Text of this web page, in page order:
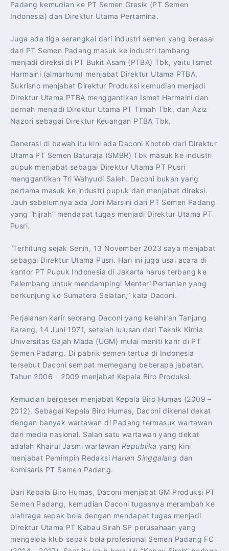
Padang kemudian ke PT Semen Gresik (PT Semen
Indonesia) dan Direktur Utama Pertamina.
Juga ada tiga serangkai dari industri semen yang berasal
dari PT Semen Padang masuk ke industri tambang
menjadi direksi di PT Bukit Asam (PTBA) Tbk, yaitu Ismet
Harmaini (almarhum) menjabat Direktur Utama PTBA,
Sukrisno menjabat Direktur Produksi kemudian menjadi
Direktur Utama PTBA menggantikan Ismet Harmaini dan
pernah menjadi Direktur Utama PT Timah Tbk, dan Aziz
Nazori sebagai Direktur Keuangan PTBA Tbk.
Generasi di bawah itu kini ada Daconi Khotob dari Direktur
Utama PT Semen Baturaja (SMBR) Tbk masuk ke industri
pupuk menjabat sebagai Direktur Utama PT Pusri
menggantikan Tri Wahyudi Saleh. Daconi bukan yang
pertama masuk ke industri pupuk dan menjabat direksi.
Jauh sebelumnya ada Joni Marsini dari PT Semen Padang
yang “hijrah” mendapat tugas menjadi Direktur Utama PT
Pusri.
“Terhitung sejak Senin, 13 November 2023 saya menjabat
sebagai Direktur Utama Pusri. Hari ini juga usai acara di
kantor PT Pupuk Indonesia di Jakarta harus terbang ke
Palembang untuk mendampingi Menteri Pertanian yang
berkunjung ke Sumatera Selatan,” kata Daconi.
Perjalanan karir seorang Daconi yang kelahiran Tanjung
Karang, 14 Juni 1971, setelah lulusan dari Teknik Kimia
Universitas Gajah Mada (UGM) mulai meniti karir di PT
Semen Padang. Di pabrik semen tertua di Indonesia
tersebut Daconi sempat memegang beberapa jabatan.
Tahun 2006 – 2009 menjabat Kepala Biro Produksi.
Kemudian bergeser menjabat Kepala Biro Humas (2009 –
2012). Sebagai Kepala Biro Humas, Daconi dikenal dekat
dengan banyak wartawan di Padang termasuk wartawan
dari media nasional. Salah satu wartawan yang dekat
adalah Khairul Jasmi wartawan Republika yang kini
menjabat Pemimpin Redaksi Harian Singgalang dan
Komisaris PT Semen Padang.
Dari Kepala Biro Humas, Daconi menjabat GM Produksi PT
Semen Padang, kemudian Daconi tugasnya merambah ke
olahraga sepak bola dengan mendapat tugas menjadi
Direktur Utama PT Kabau Sirah SP perusahaan yang
mengelola klub sepak bola profesional Semen Padang FC